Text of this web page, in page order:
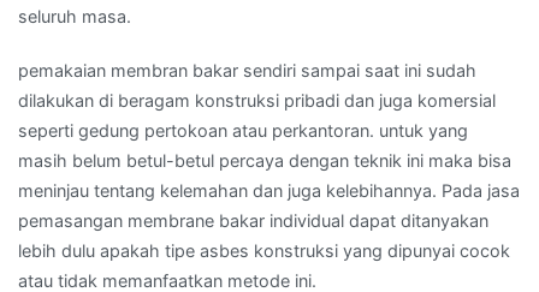
seluruh masa.
pemakaian membran bakar sendiri sampai saat ini sudah
dilakukan di beragam konstruksi pribadi dan juga komersial
seperti gedung pertokoan atau perkantoran. untuk yang
masih belum betul-betul percaya dengan teknik ini maka bisa
meninjau tentang kelemahan dan juga kelebihannya. Pada jasa
pemasangan membrane bakar individual dapat ditanyakan
lebih dulu apakah tipe asbes konstruksi yang dipunyai cocok
atau tidak memanfaatkan metode ini.